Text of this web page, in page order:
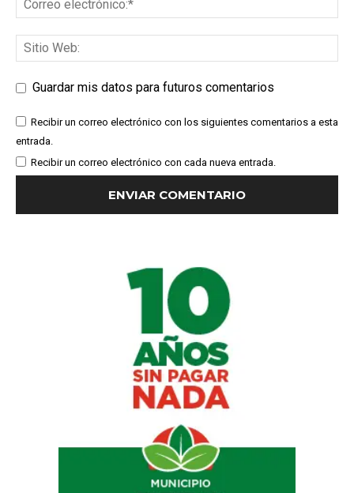
Guardar mis datos para futuros comentarios
Recibir un correo electrónico con los siguientes comentarios a esta
entrada.
Recibir un correo electrónico con cada nueva entrada.